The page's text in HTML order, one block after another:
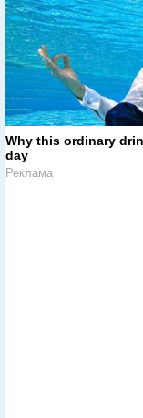
Why this ordinary
day
Реклама